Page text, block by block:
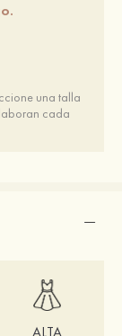
una talla
cada